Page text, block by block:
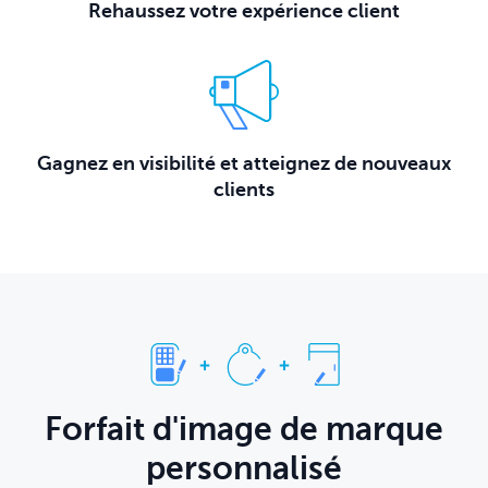
Rehaussez votre expérience client
Gagnez en visibilité et atteignez de nouveaux
clients
Forfait d'image de marque
personnalisé